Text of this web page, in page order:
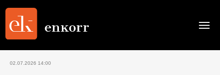
02.07.2026 14:00